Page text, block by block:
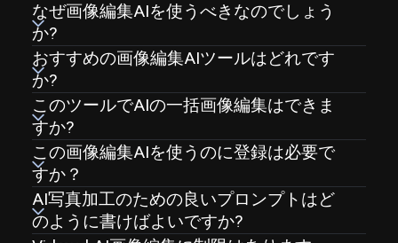
なぜ画像編集AIを使うべきなのでしょう
か?
おすすめの画像編集AIツールはどれです
か?
このツールでAIの一括画像編集はできま
すか?
この画像編集AIを使うのに登録は必要で
すか？
AI写真加工のための良いプロンプトはど
のように書けばよいですか?